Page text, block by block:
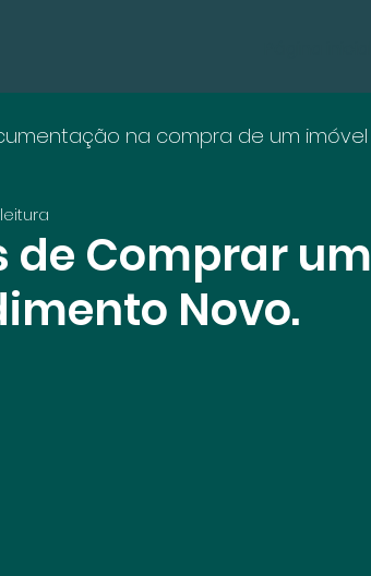
na compra de um imóvel
de Comprar um
Novo.